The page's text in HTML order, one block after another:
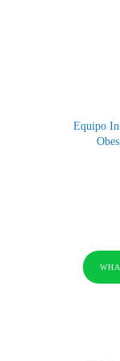
Equipo